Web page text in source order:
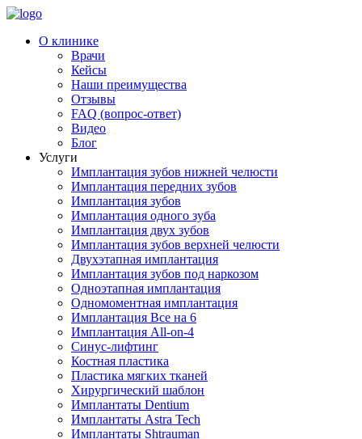
О клинике
Врачи
Кейсы
Наши преимущества
Отзывы
FAQ (вопрос-ответ)
Видео
Блог
Услуги
Имплантация зубов нижней челюсти
Имплантация передних зубов
Имплантация зубов
Имплантация одного зуба
Имплантация двух зубов
Имплантация зубов верхней челюсти
Двухэтапная имплантация
Имплантация зубов под наркозом
Одноэтапная имплантация
Одномоментная имплантация
Имплантация Все на 6
Имплантация All-on-4
Синус-лифтинг
Костная пластика
Пластика мягких тканей
Хирургический шаблон
Имплантаты Dentium
Имплантаты Astra Tech
Имплантаты Shtrauman